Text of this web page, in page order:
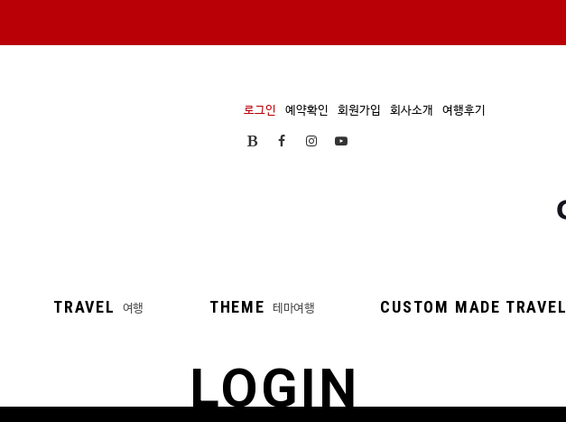
로그인 예약확인 회원가입 회사소개 여행후기
TRAVEL 여행 THEME 테마여행 CUSTOM MADE TRAVEL
LOGIN